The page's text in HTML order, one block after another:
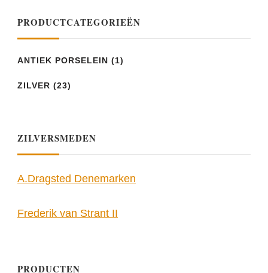
PRODUCTCATEGORIEËN
ANTIEK PORSELEIN (1)
ZILVER (23)
ZILVERSMEDEN
A.Dragsted Denemarken
Frederik van Strant II
PRODUCTEN